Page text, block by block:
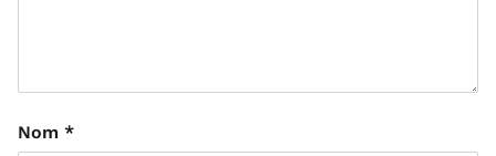
Nom *